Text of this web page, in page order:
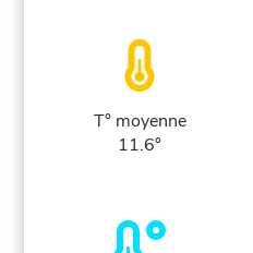
T° moyenne
11.6°